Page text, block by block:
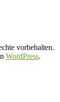
vorbehalten.
WordPress.